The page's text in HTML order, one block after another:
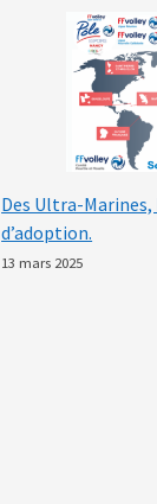
Des Ultra-
d’adoption.
13 mars 2025